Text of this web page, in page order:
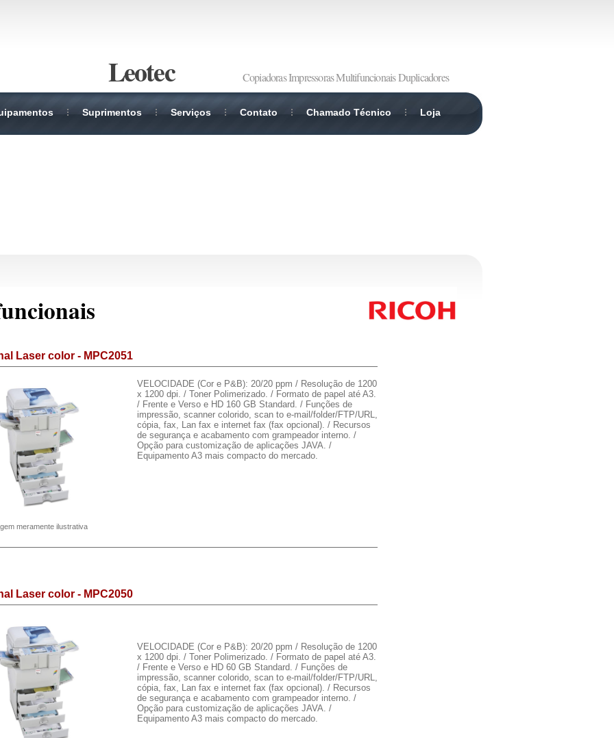
Leotec Copiadoras Impressoras Multifuncionais Duplicadores
Suprimentos Serviços Contato Chamado Técnico Loja
Laser color - MPC2051
meramente ilustrativa
VELOCIDADE (Cor e P&B): 20/20 ppm / Resolução de 1200
x 1200 dpi. / Toner Polimerizado. / Formato de papel até A3.
/ Frente e Verso e HD 160 GB Standard. / Funções de
impressão, scanner colorido, scan to e-mail/folder/FTP/URL,
cópia, fax, Lan fax e internet fax (fax opcional). / Recursos
de segurança e acabamento com grampeador interno. /
Opção para customização de aplicações JAVA. /
Equipamento A3 mais compacto do mercado.
Laser color - MPC2050
VELOCIDADE (Cor e P&B): 20/20 ppm / Resolução de 1200
x 1200 dpi. / Toner Polimerizado. / Formato de papel até A3.
/ Frente e Verso e HD 60 GB Standard. / Funções de
impressão, scanner colorido, scan to e-mail/folder/FTP/URL,
cópia, fax, Lan fax e internet fax (fax opcional). / Recursos
de segurança e acabamento com grampeador interno. /
Opção para customização de aplicações JAVA. /
Equipamento A3 mais compacto do mercado.